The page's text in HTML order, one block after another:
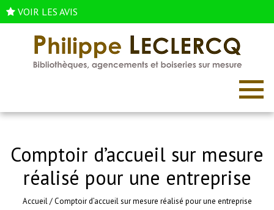
VOIR LES AVIS
Comptoir d’accueil sur mesure
réalisé pour une entreprise
Accueil/Comptoir d’accueil sur mesure réalisé pour une entreprise